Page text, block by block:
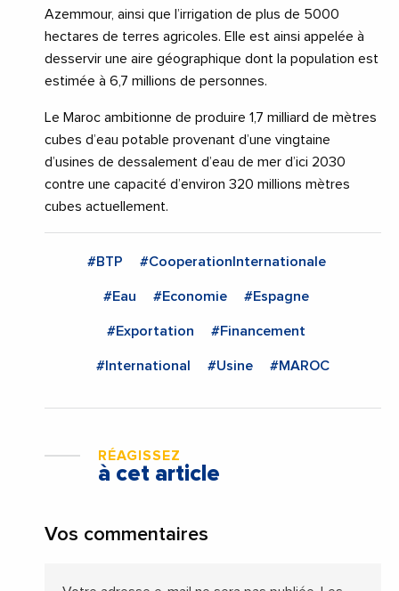
Azemmour, ainsi que l’irrigation de plus de 5000
hectares de terres agricoles. Elle est ainsi appelée à
desservir une aire géographique dont la population est
estimée à 6,7 millions de personnes.
Le Maroc ambitionne de produire 1,7 milliard de mètres
cubes d’eau potable provenant d’une vingtaine
d’usines de dessalement d’eau de mer d’ici 2030
contre une capacité d’environ 320 millions mètres
cubes actuellement.
#BTP #CooperationInternationale
#Eau #Economie #Espagne
#Exportation #Financement
#International #Usine #MAROC
RÉAGISSEZ
à cet article
Vos commentaires